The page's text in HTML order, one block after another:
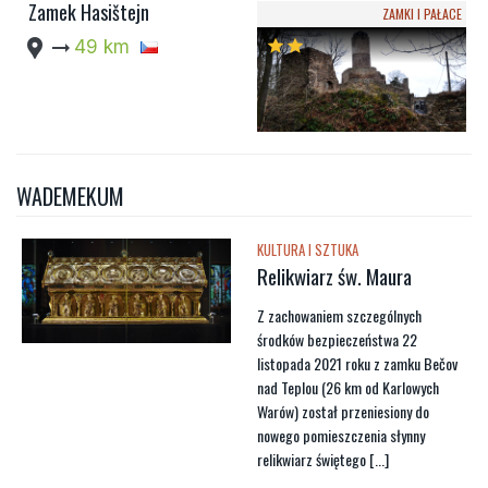
Zamek Hasištejn
location_pin arrow_right_alt 49 km
ZAMKI I PAŁACE
starstar
WADEMEKUM
KULTURA I SZTUKA
Relikwiarz św. Maura
Z zachowaniem szczególnych
środków bezpieczeństwa 22
listopada 2021 roku z zamku Bečov
nad Teplou (26 km od Karlowych
Warów) został przeniesiony do
nowego pomieszczenia słynny
relikwiarz świętego [...]